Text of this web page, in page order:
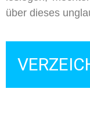
über dieses